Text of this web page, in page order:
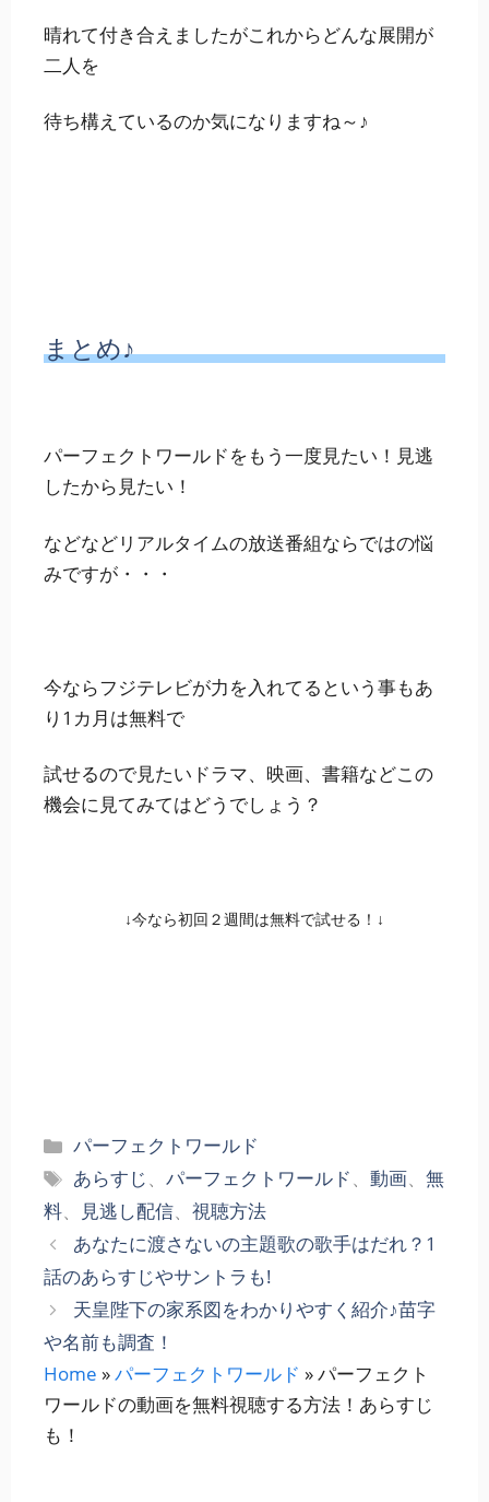
晴れて付き合えましたがこれからどんな展開が
二人を
待ち構えているのか気になりますね～♪
まとめ♪
パーフェクトワールドをもう一度見たい！見逃
したから見たい！
などなどリアルタイムの放送番組ならではの悩
みですが・・・
今ならフジテレビが力を入れてるという事もあ
り1カ月は無料で
試せるので見たいドラマ、映画、書籍などこの
機会に見てみてはどうでしょう？
↓今なら初回２週間は無料で試せる！↓
カ
テ
ゴ
リ
ー
パーフェクトワールド
タ
グ
あらすじ、 パーフェクトワールド、 動画、 無
料、 見逃し配信、 視聴方法
あなたに渡さないの主題歌の歌手はだれ？1
話のあらすじやサントラも!
天皇陛下の家系図をわかりやすく紹介♪苗字
や名前も調査！
Home »パーフェクトワールド »パーフェクト
ワールドの動画を無料視聴する方法！あらすじ
も！